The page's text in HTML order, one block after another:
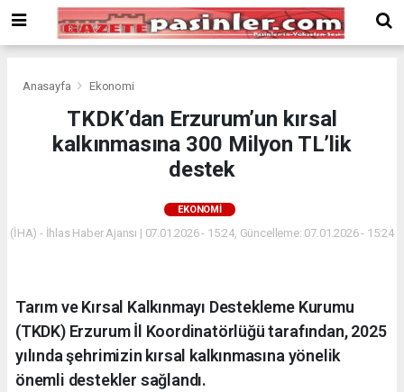
Bonusu
Veren
deneme
Yeni
Anasayfa Ekonomi
TKDK’dan Erzurum’un kırsal
kalkınmasına 300 Milyon TL’lik
destek
EKONOMI
(İHA) - İhlas Haber Ajansı | 07.01.2026 - 15:24, Güncelleme: 07.01.2026 - 15:24
Tarım ve Kırsal Kalkınmayı Destekleme Kurumu
(TKDK) Erzurum İl Koordinatörlüğü tarafından, 2025
yılında şehrimizin kırsal kalkınmasına yönelik
önemli destekler sağlandı.